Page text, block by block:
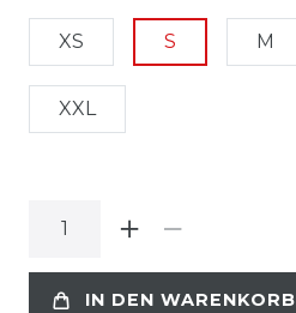
XS S M
XXL
IN DEN WARENKORB